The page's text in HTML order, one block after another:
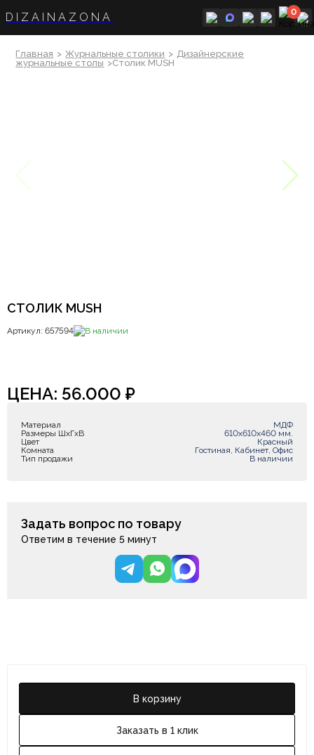
DIZAINAZONA 0
Главная > Журнальные столики > Дизайнерские
журнальные столы >Столик MUSH
СТОЛИК MUSH
Артикул: 657594 В наличии
В корзину
Заказать в 1 клик
ЦЕНА: 56.000 ₽
Материал
МДФ
Размеры ШxГxВ
610х610х460 мм.
Цвет
Красный
Комната
Гостиная, Кабинет, Офис
Тип продажи
В наличии
Задать вопрос по товару
Ответим в течение 5 минут